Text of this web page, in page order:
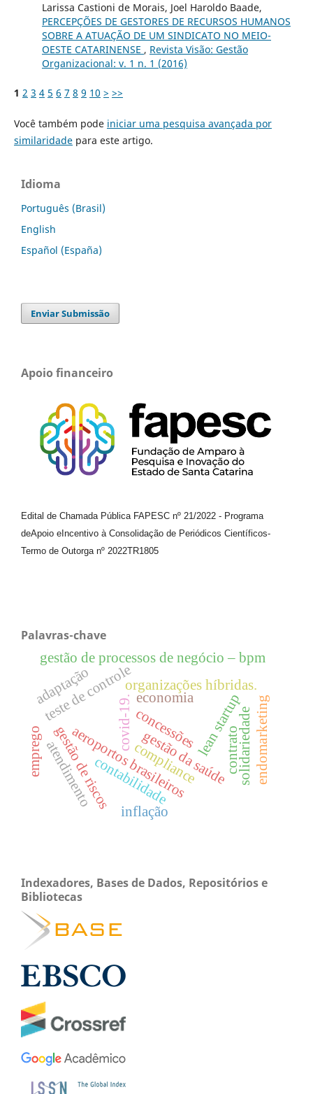
Larissa Castioni de Morais, Joel Haroldo Baade,
PERCEPÇÕES DE GESTORES DE RECURSOS HUMANOS
SOBRE A ATUAÇÃO DE UM SINDICATO NO MEIO-
OESTE CATARINENSE , Revista Visão: Gestão
Organizacional: v. 1 n. 1 (2016)
1 2 3 4 5 6 7 8 9 10 > >>
Você também pode iniciar uma pesquisa avançada por
similaridadepara este artigo.
Idioma
Português (Brasil)
English
Español (España)
Enviar Submissão
Apoio financeiro
Edital de Chamada Pública FAPESC nº 21/2022 - Programa
deApoio e Incentivo à Consolidação de Periódicos Científicos-
Termo de Outorga nº 2022TR1805
Palavras-chave
covid-19.concessões
aeroportos brasileiros
organizações híbridas.
teste de controle
gestão de riscos compliance
lean startup
adaptação
gestão da saúde
atendimento solidariedade
economia
gestão de processos de negócio – bpm
endomarketing
contabilidade
emprego contrato
inflação
Indexadores, Bases de Dados, Repositórios e
Bibliotecas